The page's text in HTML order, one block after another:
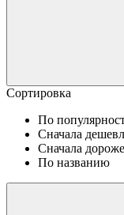
Сортировка
По
Сначала
Сначала дороже
По названию